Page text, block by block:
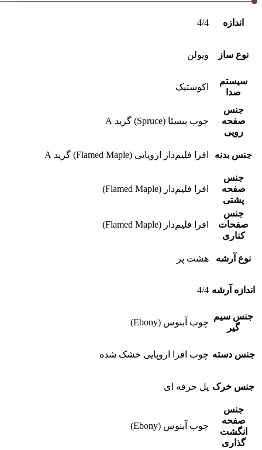
اندازه 4/4
نوع ساز ویولن
سیستم
صدا
اکوستیک
جنس
صفحه
رویی
چوب پیسئا (Spruce) گرید A
جنس بدنه افرا فلیم‌دار اروپایی (Flamed Maple) گرید A
جنس
صفحه
پشتی
افرا فلیم‌دار (Flamed Maple)
جنس
صفحات
کناری
افرا فلیم‌دار (Flamed Maple)
نوع آرشه هشت پر
اندازه آرشه 4/4
جنس سیم
گیر
چوب آبنوس (Ebony)
جنس دسته چوب افرا اروپایی خشک شده
جنس خرک پل حرفه ای
جنس
صفحه
انگشت
گذاری
چوب آبنوس (Ebony)